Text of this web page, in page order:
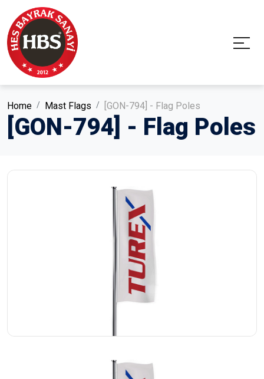
Home Mast Flags [GON-794] - Flag Poles
[GON-794] - Flag Poles